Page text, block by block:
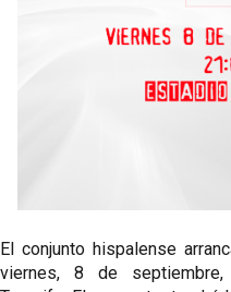
Joan Jordán podría
destino este lunes
El conjunto hispalense
viernes, 8 de septiembre,